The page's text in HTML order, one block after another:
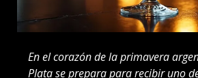
En el corazón de la primavera
Plata se prepara para recibir uno